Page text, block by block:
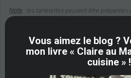
Note
: les tartelettes peuvent être
s'il vous reste de la pâte mais plus de
moutarde sur les fonds de pâte, ajoutez des
Vous aimez le blog ?
mon livre « Claire au
cuisine » !